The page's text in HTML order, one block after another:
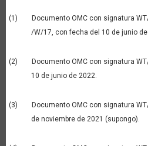
(1) Documento OMC con signatura WT/
/W/17, con fecha del 10 de junio de
(2) Documento OMC con signatura WT/
10 de junio de 2022.
(3) Documento OMC con signatura
de noviembre de 2021 (supongo).